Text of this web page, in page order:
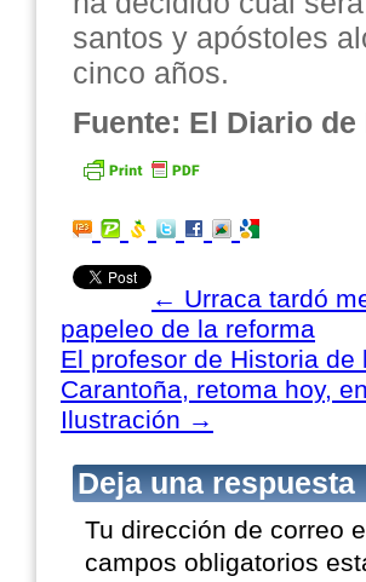
santos y apóstoles
cinco años.
Fuente: El Diario de
← Urraca tardó
papeleo de la reforma
El profesor de Historia
Carantoña, retoma hoy,
Ilustración →
Deja una respuesta
Tu dirección de correo
campos obligatorios